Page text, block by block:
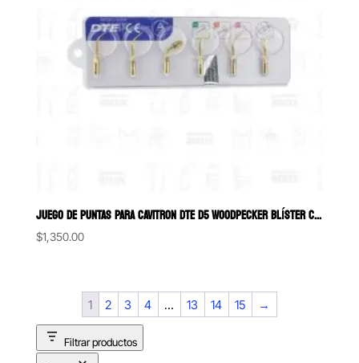
JUEGO DE PUNTAS PARA CAVITRON DTE D5 WOODPECKER BLÍSTER CON 6
$1,350.00
1 2 3 4 … 13 14 15 →
Filtrar productos